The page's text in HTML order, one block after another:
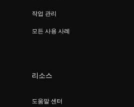
작업 관리
모든 사용 사례
리소스
도움말 센터